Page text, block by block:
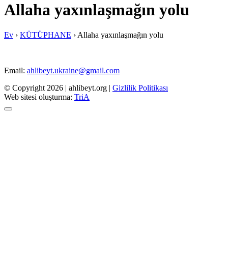
Allaha yaxınlaşmağın yolu
Ev › KÜTÜPHANE › Allaha yaxınlaşmağın yolu
Email: ahlibeyt.ukraine@gmail.com
© Copyright 2026 | ahlibeyt.org | Gizlilik Politikası
Web sitesi oluşturma: TriA